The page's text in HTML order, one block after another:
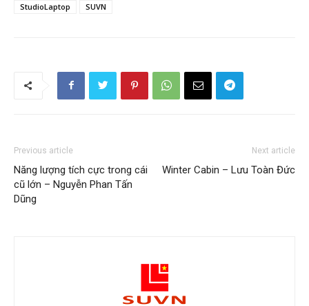
StudioLaptop SUVN
Previous article
Năng lượng tích cực trong cái
cũ lớn – Nguyễn Phan Tấn
Dũng
Next article
Winter Cabin – Lưu Toàn Đức